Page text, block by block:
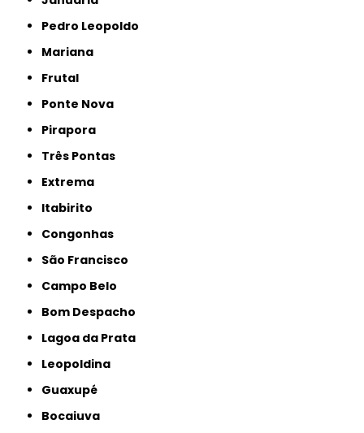
Pedro Leopoldo
Mariana
Frutal
Ponte Nova
Pirapora
Três Pontas
Extrema
Itabirito
Congonhas
São Francisco
Campo Belo
Bom Despacho
Lagoa da Prata
Leopoldina
Guaxupé
Bocaiuva